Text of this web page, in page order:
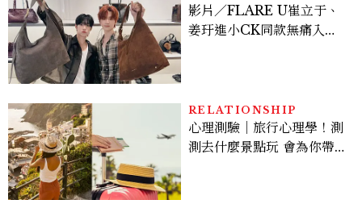
影片／FLARE U崔立于、
姜玗進小CK同款無痛入
RELATIONSHIP
心理測驗｜旅行心理學！測
測去什麼景點玩 會為你帶來